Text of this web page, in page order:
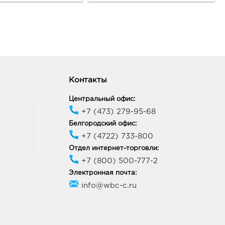
Воронежская обл, г
9:00 - 20:00
Окей: 613.0 руб.
10:00 - 21:00
Контакты
Центральный офис:
+7 (473) 279-95-68
Белгородский офис:
+7 (4722) 733-800
Отдел интернет-торговли:
+7 (800) 500-777-2
Электронная почта:
info@wbc-c.ru